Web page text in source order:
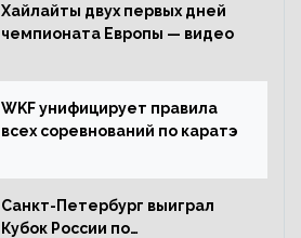
Хайлайты двух первых дней
чемпионата Европы — видео
WKF унифицирует правила
всех соревнований по каратэ
Санкт-Петербург выиграл
Кубок России по